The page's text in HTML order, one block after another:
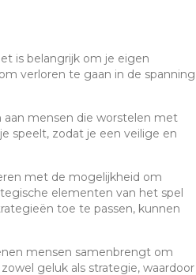
is belangrijk om je eigen
verloren te gaan in de spanning
aan mensen die worstelen met
speelt, zodat je een veilige en
met de mogelijkheid om
elementen van het spel
toe te passen, kunnen
mensen samenbrengt om
geluk als strategie, waardoor